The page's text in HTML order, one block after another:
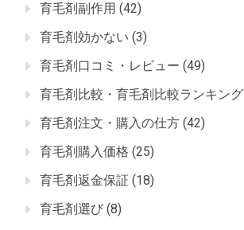
育毛剤副作用 (42)
育毛剤効かない (3)
育毛剤口コミ・レビュー (49)
育毛剤比較・育毛剤比較ランキング
育毛剤注文・購入の仕方 (42)
育毛剤購入価格 (25)
育毛剤返金保証 (18)
育毛剤選び (8)